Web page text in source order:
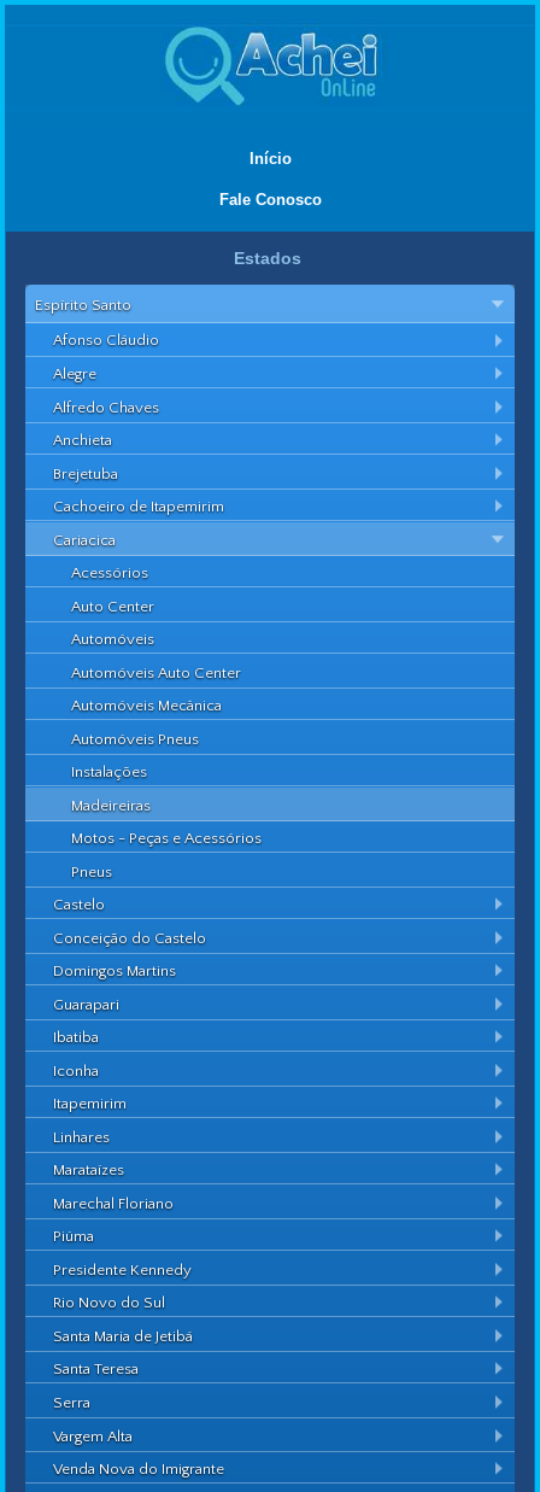
Início
Fale Conosco
Estados
Espírito Santo
Afonso Cláudio
Alegre
Alfredo Chaves
Anchieta
Brejetuba
Cachoeiro de Itapemirim
Cariacica
Acessórios
Auto Center
Automóveis
Automóveis Auto Center
Automóveis Mecânica
Automóveis Pneus
Instalações
Madeireiras
Motos - Peças e Acessórios
Pneus
Castelo
Conceição do Castelo
Domingos Martins
Guarapari
Ibatiba
Iconha
Itapemirim
Linhares
Marataízes
Marechal Floriano
Piúma
Presidente Kennedy
Rio Novo do Sul
Santa Maria de Jetibá
Santa Teresa
Serra
Vargem Alta
Venda Nova do Imigrante